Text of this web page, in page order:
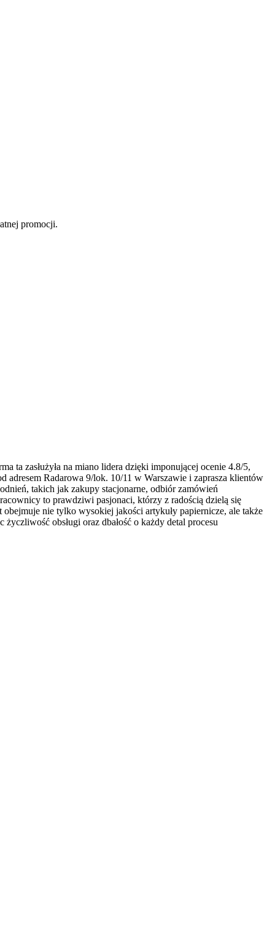
promocji.
ta zasłużyła na miano lidera dzięki imponującej ocenie 4.8/5,
adresem Radarowa 9/lok. 10/11 w Warszawie i zaprasza klientów
takich jak zakupy stacjonarne, odbiór zamówień
to prawdziwi pasjonaci, którzy z radością dzielą się
nie tylko wysokiej jakości artykuły papiernicze, ale także
obsługi oraz dbałość o każdy detal procesu